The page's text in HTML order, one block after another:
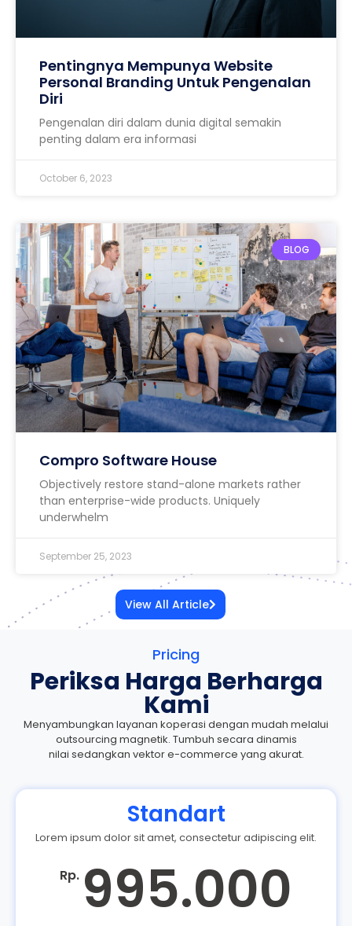
Pentingnya Mempunya Website
Personal Branding Untuk Pengenalan
Diri
Pengenalan diri dalam dunia digital semakin
penting dalam era informasi
October 6, 2023
BLOG
Compro Software House
Objectively restore stand-alone markets rather
than enterprise-wide products. Uniquely
underwhelm
September 25, 2023
View All Article
Pricing
Periksa Harga Berharga
Kami
Menyambungkan layanan koperasi dengan mudah melalui
outsourcing magnetik. Tumbuh secara dinamis
nilai sedangkan vektor e-commerce yang akurat.
Standart
Lorem ipsum dolor sit amet, consectetur adipiscing elit.
Rp. 995.000